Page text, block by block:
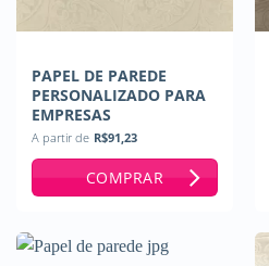
PAPEL DE PAREDE
PERSONALIZADO PARA
EMPRESAS
A partir de R$91,23
COMPRAR